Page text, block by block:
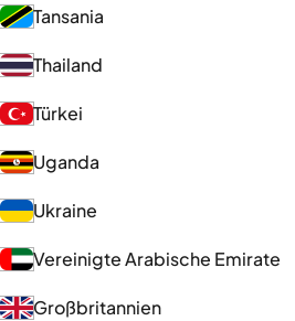
Tansania
Thailand
Türkei
Uganda
Ukraine
Vereinigte Arabische Emirate
Großbritannien